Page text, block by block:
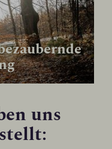
uns